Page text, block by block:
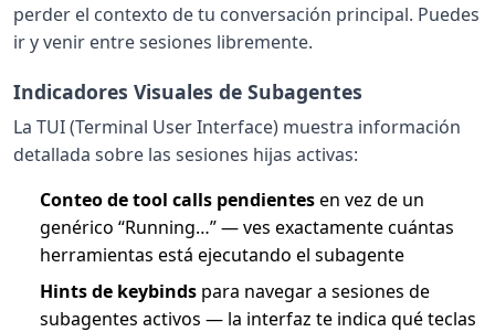
perder el contexto de tu conversación principal. Puedes
ir y venir entre sesiones libremente.
Indicadores Visuales de Subagentes
La TUI (Terminal User Interface) muestra información
detallada sobre las sesiones hijas activas:
Conteo de tool calls pendientesen vez de un
genérico “Running…” — ves exactamente cuántas
herramientas está ejecutando el subagente
Hints de keybinds para navegar a sesiones de
subagentes activos — la interfaz te indica qué teclas